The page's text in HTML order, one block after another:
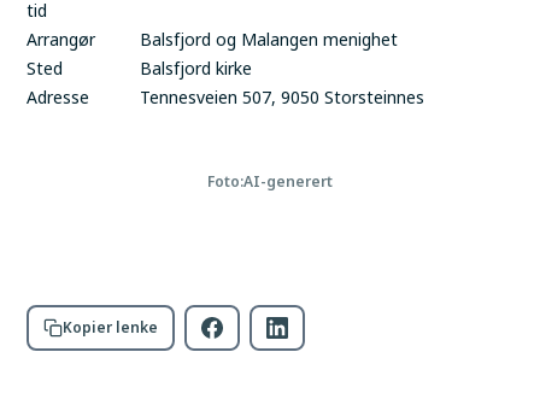
tid
Arrangør
Balsfjord og Malangen menighet
Sted
Balsfjord kirke
Adresse
Tennesveien 507, 9050 Storsteinnes
Foto:AI-generert
Kopier lenke